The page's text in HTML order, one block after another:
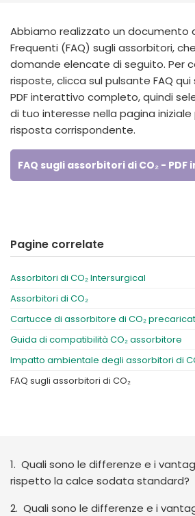
France
International English
Abbiamo realizzato un documento
Frequenti (FAQ) sugli assorbitori,
domande elencate di seguito. Per
risposte, clicca sul pulsante FAQ
PDF interattivo completo, quindi
di tuo interesse nella pagina
risposta corrispondente.
FAQ sugli assorbitori di CO₂ -
Pagine correlate
Assorbitori di CO₂ Intersurgical
Assorbitori di CO₂
Cartucce di assorbitore di CO₂
Guida di compatibilità CO₂ assorbitore
Impatto ambientale degli assorbitori di
FAQ sugli assorbitori di CO₂
1. Quali sono le differenze e i
rispetto la calce sodata standard?
2. Quali sono le differenze e i